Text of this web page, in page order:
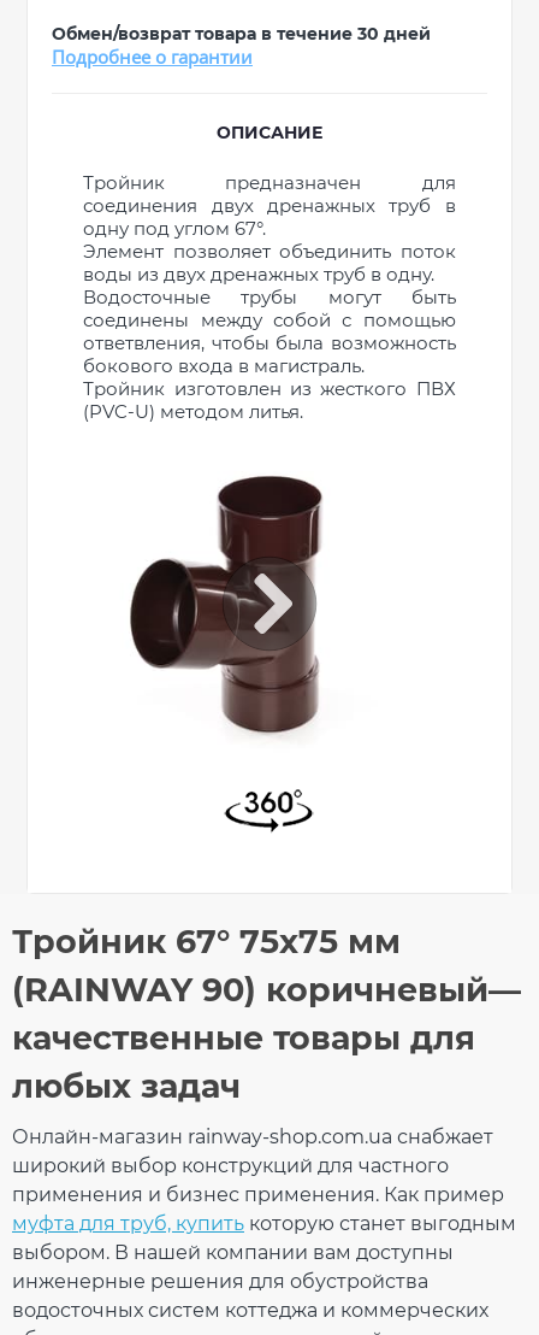
Обмен/возврат товара в течение 30 дней
Подробнее о гарантии
ОПИСАНИЕ
Тройник предназначен для
соединения двух дренажных труб в
одну под углом 67°.
Элемент позволяет объединить поток
воды из двух дренажных труб в одну.
Водосточные трубы могут быть
соединены между собой с помощью
ответвления, чтобы была возможность
бокового входа в магистраль.
Тройник изготовлен из жесткого ПВХ
(PVC-U) методом литья.
Общие характеристики
Тип системы
90/75 мм
Материал
ПВХ (PVC-U)
Технология
производства
Размеры
Длина
Вес
Габариты
184 × 153 × 80 мм
Количество в
упаковке
10 шт
Дополнительные характеристики
Температура
использования
от - 40°С / до +
60°С
Температура для
монтажа
от + 5°С
Оставьте свой отзыв
Ваше имя
Ваш отзыв
Тройник 67° 75x75 мм
(RAINWAY 90) коричневый—
качественные товары для
любых задач
Онлайн-магазин rainway-shop.com.ua снабжает
широкий выбор конструкций для частного
применения и бизнес применения. Как пример
муфта для труб, купить которую станет выгодным
выбором. В нашей компании вам доступны
инженерные решения для обустройства
водосточных систем коттеджа и коммерческих